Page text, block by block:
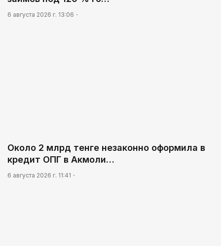
6 августа 2026 г. 13:06
Около 2 млрд тенге незаконно оформила в
кредит ОПГ в Акмоли…
6 августа 2026 г. 11:41